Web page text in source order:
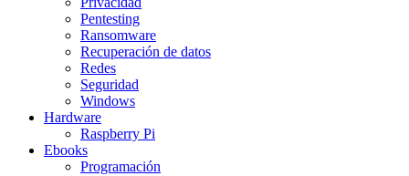
Pentesting
Ransomware
Recuperación de datos
Redes
Seguridad
Windows
Hardware
Raspberry Pi
Ebooks
Programación